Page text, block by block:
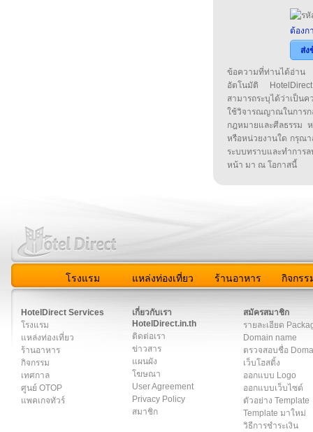
ต้องก
ส่ง
ข้อความที่ท่านได้อ่าน
อัตโนมัติ
สามารถระบุได้ว่าเป็น
ใช้วิจารณญาณในกา
กฎหมายและศีลธรรม
หรือหน่วยงานใด กรุณา
ระบบทราบและทำกา
หน้า มา ณ โอกาสนี้
โรงแรม แหล่งท่องเที่ยว ร้านอาหาร กิจกรร
HotelDirect Services
โรงแรม
แหล่งท่องเที่ยว
ร้านอาหาร
กิจกรรม
เทศกาล
ศูนย์ OTOP
แพคเกจทัวร์
เกี่ยวกับเรา
HotelDirect.in.th
ติดต่อเรา
ข่าวสาร
แผนผัง
โฆษณา
User Agreement
Privacy Policy
สมาชิก
สมัครสมาชิก
รายละเอียด
Domain name
ตรวจสอบชื่อ
เว็บโฮสติ้ง
ออกแบบ Logo
ออกแบบเว็บไซต์
ตัวอย่าง Template
Template มาใหม่
วิธีการชำระเงิน